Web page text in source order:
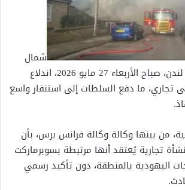
شمال
العاصمة البريطانية لندن، صباح الأربعاء 27 مايو 2026، اندلاع
تجاري، ما دفع السلطات إلى استنفار واسع
من بينها وكالة وكالة فرانس برس، بأن
تجارية يُعتقد أنها مرتبطة بسوبرماركت
اليهودية بالمنطقة، دون تأكيد رسمي